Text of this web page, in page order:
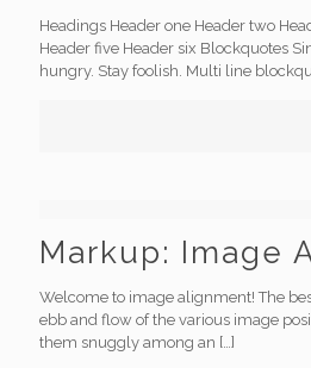
Headings Header one Header two
Header five Header six Blockquotes
hungry. Stay foolish. Multi line
Markup: Image
Welcome to image alignment! The
ebb and flow of the various image
them snuggly among an […]